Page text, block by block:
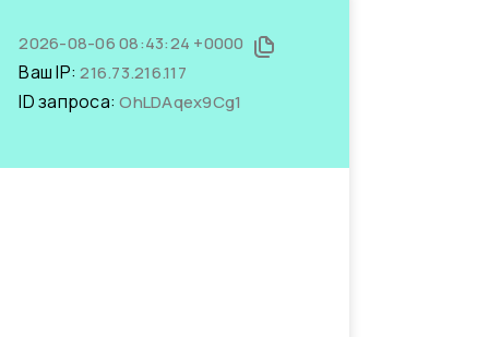
2026-08-06 08:43:24 +0000
Ваш IP:216.73.216.117
ID запроса:OhLDAqex9Cg1